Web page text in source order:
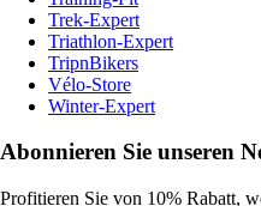
Trek-Expert
Triathlon-Expert
TripnBikers
Vélo-Store
Winter-Expert
Abonnieren Sie unseren
Profitieren Sie von 10% Rabatt,